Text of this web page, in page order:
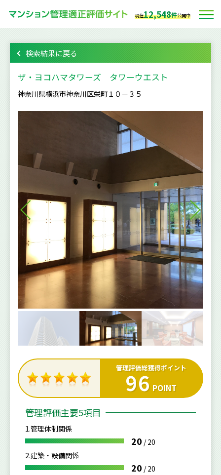
現在12,548件公開中
検索結果に戻る
ザ・ヨコハマタワーズ タワーウエスト
神奈川県横浜市神奈川区栄町１０－３５
管理評価総獲得ポイント
96 POINT
管理評価主要5項目
1.管理体制関係
20 /20
2.建築・設備関係
20 /20